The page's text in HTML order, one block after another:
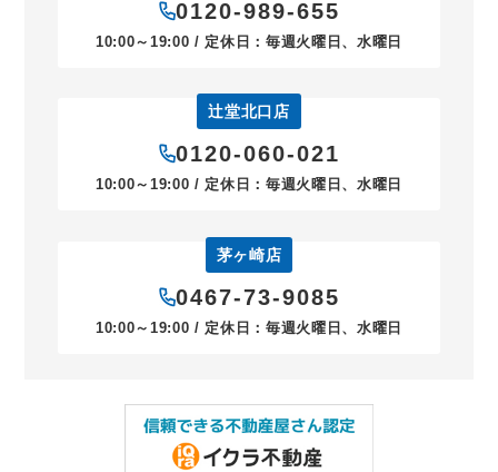
0120-989-655
10:00～19:00 / 定休日：毎週火曜日、水曜日
辻堂北口店
0120-060-021
10:00～19:00 / 定休日：毎週火曜日、水曜日
茅ヶ崎店
0467-73-9085
10:00～19:00 / 定休日：毎週火曜日、水曜日